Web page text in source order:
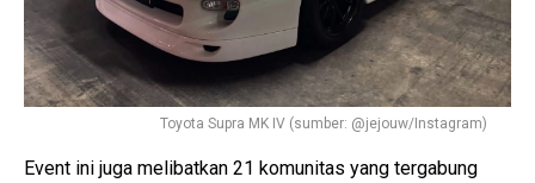
Toyota Supra MK IV (sumber: @jejouw/Instagram)
Event ini juga melibatkan 21 komunitas yang tergabung